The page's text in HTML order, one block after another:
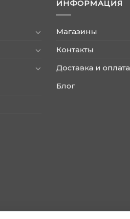
ИНФОРМАЦИЯ
Магазины
Контакты
Доставка и оплата
Блог